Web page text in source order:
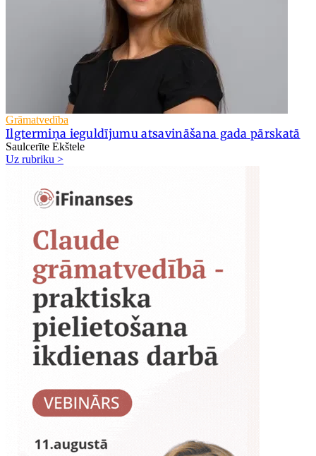
Grāmatvedība
Ilgtermiņa ieguldījumu atsavināšana gada pārskatā
Saulcerīte Ekštele
Uz rubriku >